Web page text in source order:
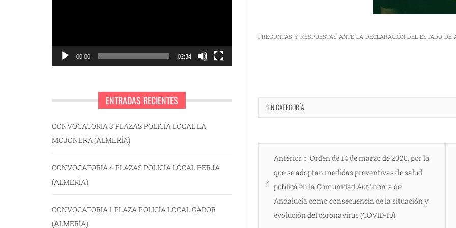
PREGUNTAS-Y-RESPUESTAS-ANTE-LA-DECLARACIÓN-DEL-ESTADO-
SIN CATEGORÍA
Navegación
entradas
Anterior
Entrada
anterior:
Orden de 14 de marzo de 2020, por la
que se adoptan medidas preventivas de salud
pública en la Comunidad Autónoma de
Andalucía como consecuencia de la situación y
evolución del coronavirus (COVID-19).
00:00 02:34
ENTRADAS RECIENTES
CONVOCATORIA 3 PLAZAS POLICÍA LOCAL LA
MOJONERA (ALMERÍA)
CONVOCATORIA 4 PLAZAS POLICÍA LOCAL BERJA
(ALMERÍA)
CONVOCATORIA 1 PLAZA POLICÍA LOCAL GÁDOR
(ALMERÍA)